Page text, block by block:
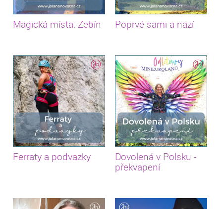
Magická místa: Zebín Poprvé sami a nazí
Ferraty a podvazky
Dovolená v Polsku -
překvapení